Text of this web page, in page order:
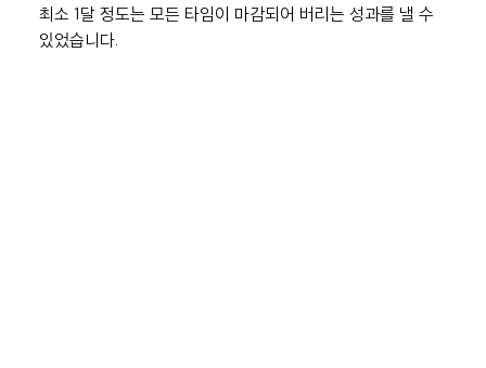
최소 1달 정도는 모든 타임이 마감되어 버리는 성과를 낼 수
있었습니다.